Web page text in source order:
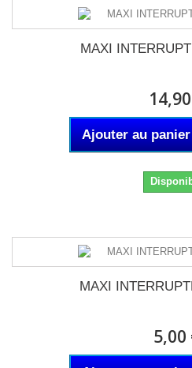
MAXI
Ajouter au panier
MAXI
5,00